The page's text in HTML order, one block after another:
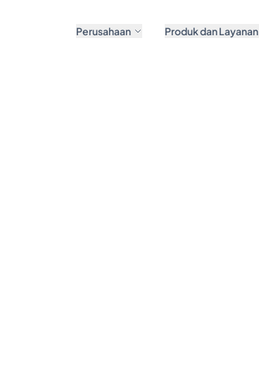
Perusahaan Produk dan Layanan